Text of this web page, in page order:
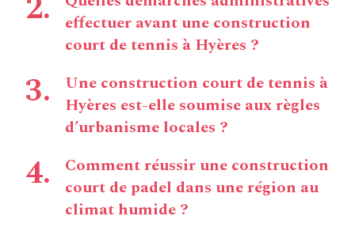
effectuer avant une construction
court de tennis à Hyères ?
Une construction court de tennis à
Hyères est-elle soumise aux règles
d’urbanisme locales ?
Comment réussir une construction
court de padel dans une région au
climat humide ?